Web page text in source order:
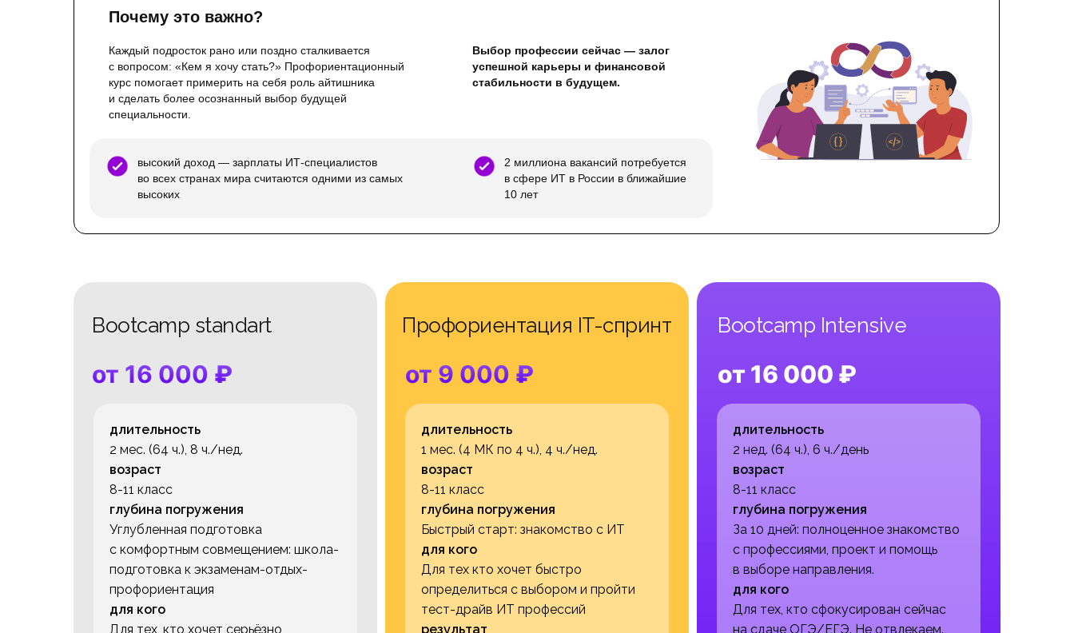
Почему это важно?
Каждый подросток рано или поздно сталкивается
с вопросом: «Кем я хочу стать?» Профориентационный
курс помогает примерить на себя роль айтишника
и сделать более осознанный выбор будущей
специальности.
высокий доход — зарплаты ИТ-специалистов
во всех странах мира считаются одними из самых
высоких
2 миллиона вакансий потребуется
в сфере ИТ в России в ближайшие
10 лет
Выбор профессии сейчас — залог
успешной карьеры и финансовой
стабильности в будущем.
Bootcamp standart Профориентация IT-спринт Bootcamp Intensive
от 16 000 ₽ от 9 000 ₽ от 16 000 ₽
длительность
2 мес. (64 ч.), 8 ч./нед.
возраст
8-11 класс
глубина погружения
Углубленная подготовка
с комфортным совмещением: школа-
подготовка к экзаменам-отдых-
профориентация
для кого
Для тех, кто хочет серьёзно
длительность
2 нед. (64 ч.), 6 ч./день
возраст
8-11 класс
глубина погружения
За 10 дней: полноценное знакомство
с профессиями, проект и помощь
в выборе направления.
для кого
Для тех, кто сфокусирован сейчас
на сдаче ОГЭ/ЕГЭ. Не отвлекаем.
длительность
1 мес. (4 МК по 4 ч.), 4 ч./нед.
возраст
8-11 класс
глубина погружения
Быстрый старт: знакомство с ИТ
для кого
Для тех кто хочет быстро
определиться с выбором и пройти
тест-драйв ИТ профессий
результат